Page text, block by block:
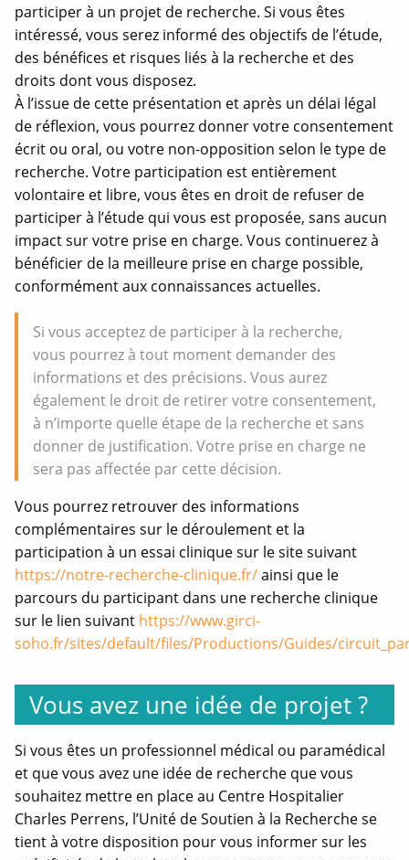
participer à un projet de recherche. Si vous êtes
intéressé, vous serez informé des objectifs de l’étude,
des bénéfices et risques liés à la recherche et des
droits dont vous disposez.
À l’issue de cette présentation et après un délai légal
de réflexion, vous pourrez donner votre consentement
écrit ou oral, ou votre non-opposition selon le type de
recherche. Votre participation est entièrement
volontaire et libre, vous êtes en droit de refuser de
participer à l’étude qui vous est proposée, sans aucun
impact sur votre prise en charge. Vous continuerez à
bénéficier de la meilleure prise en charge possible,
conformément aux connaissances actuelles.
Si vous acceptez de participer à la recherche,
vous pourrez à tout moment demander des
informations et des précisions. Vous aurez
également le droit de retirer votre consentement,
à n’importe quelle étape de la recherche et sans
donner de justification. Votre prise en charge ne
sera pas affectée par cette décision.
Vous pourrez retrouver des informations
complémentaires sur le déroulement et la
participation à un essai clinique sur le site suivant
https://notre-recherche-clinique.fr/ainsi que le
parcours du participant dans une recherche clinique
sur le lien suivant https://www.girci-
soho.fr/sites/default/files/Productions/Guides/
Vous avez une idée de projet ?
Si vous êtes un professionnel médical ou paramédical
et que vous avez une idée de recherche que vous
souhaitez mettre en place au Centre Hospitalier
Charles Perrens, l’Unité de Soutien à la Recherche se
tient à votre disposition pour vous informer sur les